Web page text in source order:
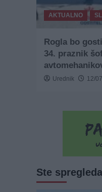
AKTUALNO
Rogla bo
34. praznik
Urednik 12/
Ste